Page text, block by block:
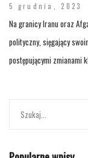
5 grudnia, 2023
Na granicy Iranu oraz
polityczny, sięgający
postępującymi zmianami